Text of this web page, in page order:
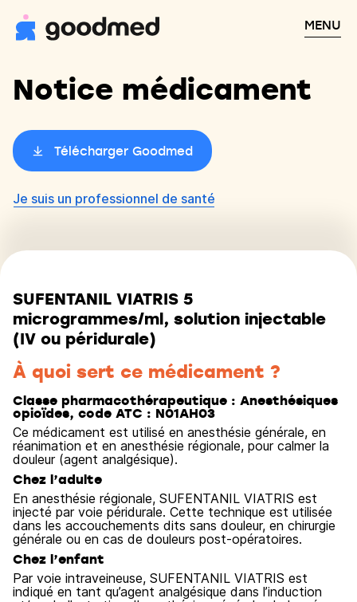
MENU
Notice médicament
Télécharger Goodmed
Je suis un professionnel de santé
SUFENTANIL VIATRIS 5
microgrammes/ml, solution injectable
(IV ou péridurale)
À quoi sert ce médicament ?
Classe pharmacothérapeutique : Anesthésiques
opioïdes, code ATC : N01AH03
Ce médicament est utilisé en anesthésie générale, en
réanimation et en anesthésie régionale, pour calmer la
douleur (agent analgésique).
Chez l’adulte
En anesthésie régionale, SUFENTANIL VIATRIS est
injecté par voie péridurale. Cette technique est utilisée
dans les accouchements dits sans douleur, en chirurgie
générale ou en cas de douleurs post-opératoires.
Chez l’enfant
Par voie intraveineuse, SUFENTANIL VIATRIS est
indiqué en tant qu’agent analgésique dans l’induction